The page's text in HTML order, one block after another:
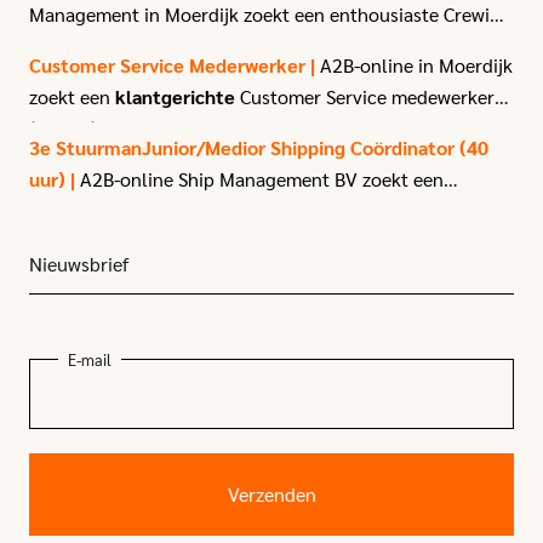
Management in Moerdijk zoekt een enthousiaste Crewing
Customer Service Mederwerker | A2B-online in Moerdijk
zoekt een klantgerichteCustomer Service medewerker
(40 uur) met affiniteit voor logistiek en transport.
3e StuurmanJunior/Medior Shipping Coördinator (40
uur) | A2B-online Ship Management BV zoekt een
Nieuwsbrief
E-mail